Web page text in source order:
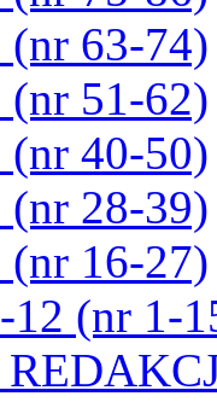
(nr 63-74)
(nr 51-62)
(nr 40-50)
(nr 28-39)
(nr 16-27)
12 (nr 1-